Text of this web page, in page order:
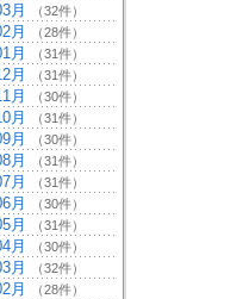
月 （32件）
月 （28件）
月 （31件）
月 （31件）
月 （30件）
月 （31件）
月 （30件）
月 （31件）
月 （31件）
月 （30件）
月 （31件）
月 （30件）
月 （32件）
月 （28件）